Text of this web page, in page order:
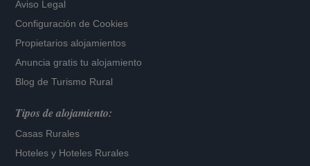
Aviso Legal
Configuración de Cookies
Propietarios alojamientos
Anuncia gratis tu alojamiento
Blog de Turismo Rural
Tipos de alojamiento:
Casas Rurales
Hoteles y Hoteles Rurales